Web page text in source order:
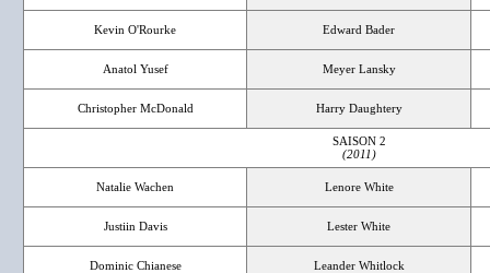
Kevin O'Rourke Edward Bader
Anatol Yusef Meyer Lansky
Christopher McDonald Harry Daughtery
SAISON 2
(2011)
Natalie Wachen Lenore White
Justiin Davis Lester White
Dominic Chianese Leander Whitlock